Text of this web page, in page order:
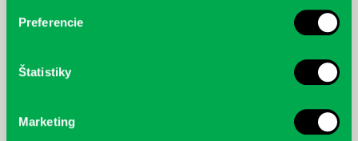
Preferencie
Štatistiky
Marketing
cyklistu modernej doby: